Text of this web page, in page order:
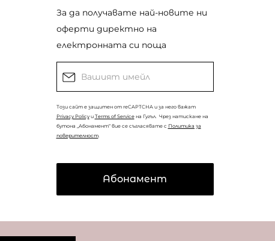
За да получавате най-новите ни
оферти директно на
електронната си поща
Този сайт е защитен от reCAPTCHA и за него важат
Privacy Policyи Terms of Serviceна Гугъл. Чрез натискане на
бутона „Абонамент“ вие се съгласявате с Политика за
поверителност.
Абонамент
© CopyrightCoolclub